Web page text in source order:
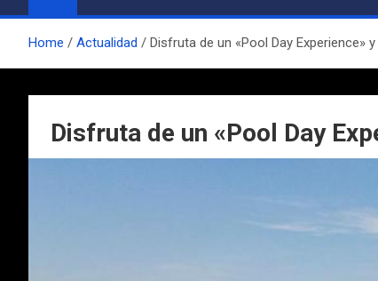
Home Actualidad Disfruta de un «Pool Day Experience»
Disfruta de un «Pool Day